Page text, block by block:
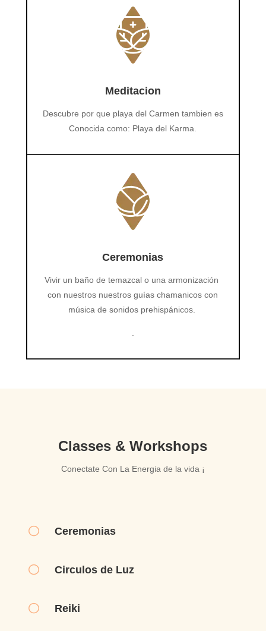
Meditacion
Descubre por que playa del Carmen tambien es
Conocida como: Playa del Karma.
Ceremonias
Vivir un baño de temazcal o una armonización
con nuestros nuestros guías chamanicos con
música de sonidos prehispánicos.
Classes & Workshops
Conectate Con La Energia de la vida ¡
[ Ceremonias
[ Circulos de Luz
[ Reiki